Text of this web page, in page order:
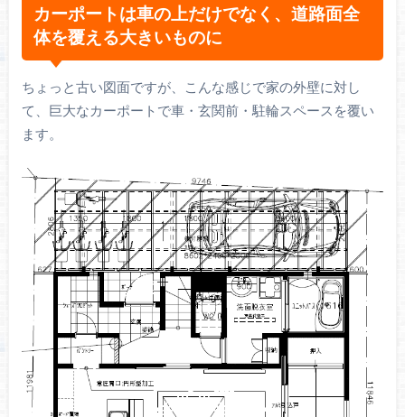
カーポートは車の上だけでなく、道路面全
体を覆える大きいものに
ちょっと古い図面ですが、こんな感じで家の外壁に対し
て、巨大なカーポートで車・玄関前・駐輪スペースを覆い
ます。